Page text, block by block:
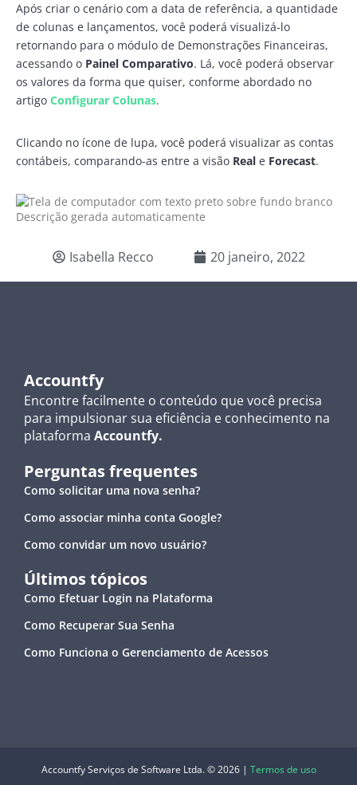
Após criar o cenário com a data de referência, a quantidade
de colunas e lançamentos, você poderá visualizá-lo
retornando para o módulo de Demonstrações Financeiras,
acessando o Painel Comparativo. Lá, você poderá observar
os valores da forma que quiser, conforme abordado no
artigo Configurar Colunas.
Clicando no ícone de lupa, você poderá visualizar as contas
contábeis, comparando-as entre a visão Real e Forecast.
Isabella Recco 20 janeiro, 2022
Accountfy
Encontre facilmente o conteúdo que você precisa
para impulsionar sua eficiência e conhecimento na
plataforma Accountfy.
Perguntas frequentes
Como solicitar uma nova senha?
Como associar minha conta Google?
Como convidar um novo usuário?
Últimos tópicos
Como Efetuar Login na Plataforma
Como Recuperar Sua Senha
Como Funciona o Gerenciamento de Acessos
Accountfy Serviços de Software Ltda. © 2026 | Termos de uso